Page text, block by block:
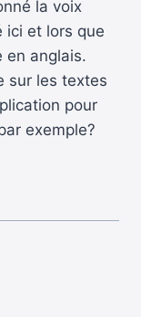
la voix
ici et lors que
en anglais.
sur les textes
pour
exemple?